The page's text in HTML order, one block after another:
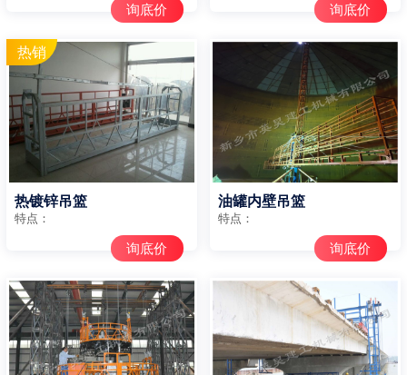
询底价 询底价
热镀锌吊篮
特点：
询底价
油罐内壁吊篮
特点：
询底价